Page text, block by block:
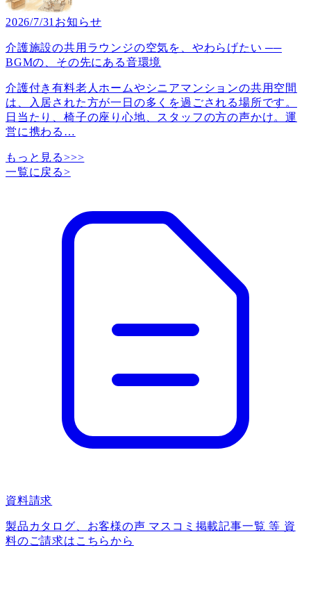
2026/7/31 お知らせ
介護施設の共用ラウンジの空気を、やわらげたい ──
BGMの、その先にある音環境
介護付き有料老人ホームやシニアマンションの共用空間
は、入居された方が一日の多くを過ごされる場所です。
日当たり、椅子の座り心地、スタッフの方の声かけ。運
営に携わる …
もっと見る>>>
一覧に戻る>
資料請求
製品カタログ、お客様の声 マスコミ掲載記事一覧 等 資
料のご請求はこちらから